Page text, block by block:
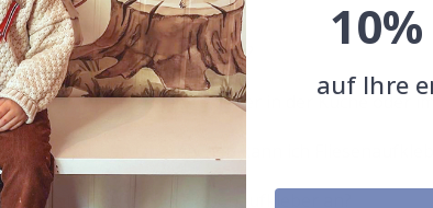
Was sind Fliesenaufkleber?
Funktionieren die Aufkleber in der Küche oder im
Auf welchen Oberflächen kann ich
Wie bringe ich die Fliesenaufkleber an?
auf Ihre